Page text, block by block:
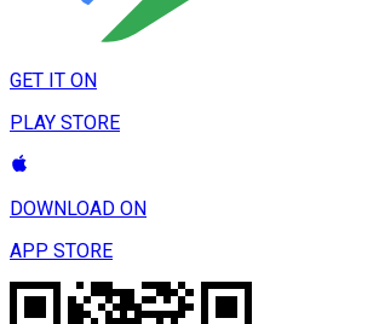
GET IT ON
PLAY STORE
DOWNLOAD ON
APP STORE